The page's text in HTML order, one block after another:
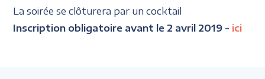
La soirée se clôturera par un cocktail
Inscription obligatoire avant le 2 avril 2019 - ici